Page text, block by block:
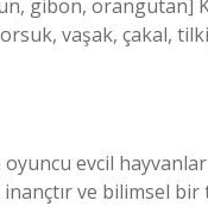
gibon, orangutan]
vaşak, çakal,
evcil
ve bilimsel